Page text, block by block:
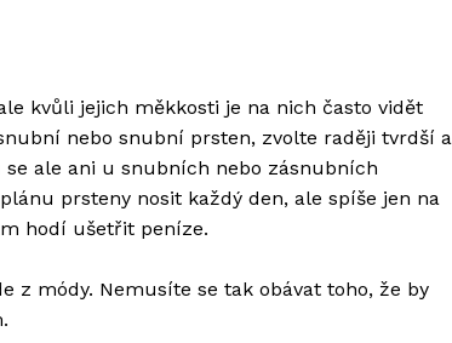
kvůli jejich měkkosti je na nich často vidět
nebo snubní prsten, zvolte raději tvrdší a
ale ani u snubních nebo zásnubních
prsteny nosit každý den, ale spíše jen na
hodí ušetřit peníze.
z módy. Nemusíte se tak obávat toho, že by